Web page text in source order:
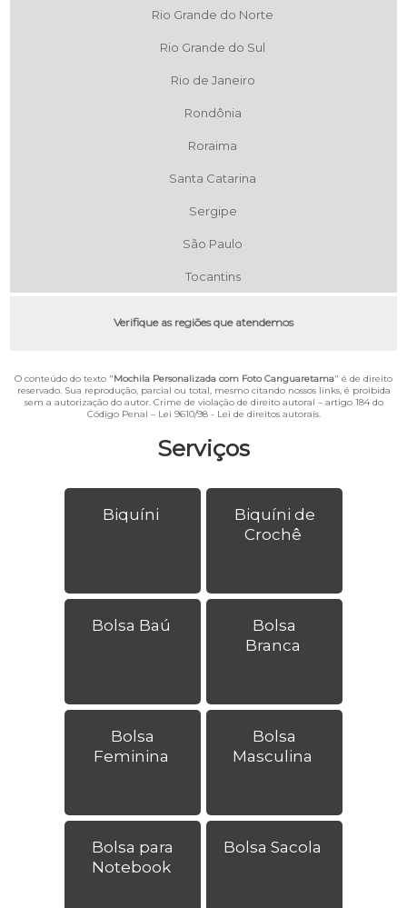
Serviços
Biquíni
Biquíni de
Crochê
Bolsa Baú
Bolsa
Branca
Bolsa
Feminina
Bolsa
Masculina
Bolsa para
Notebook
Bolsa Sacola
Rio Grande do Norte
Rio Grande do Sul
Rio de Janeiro
Rondônia
Roraima
Santa Catarina
Sergipe
São Paulo
Tocantins
Verifique as regiões que atendemos
O conteúdo do texto "Mochila Personalizada com Foto Canguaretama" é de direito
reservado. Sua reprodução, parcial ou total, mesmo citando nossos links, é proibida
sem a autorização do autor. Crime de violação de direito autoral – artigo 184 do
Código Penal – Lei 9610/98 - Lei de direitos autorais.